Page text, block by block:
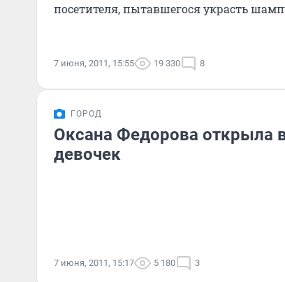
посетителя, пытавшегося украсть
7 июня, 2011, 15:55 19 330 8
ГОРОД
Оксана Федорова открыла
девочек
7 июня, 2011, 15:17 5 180 3